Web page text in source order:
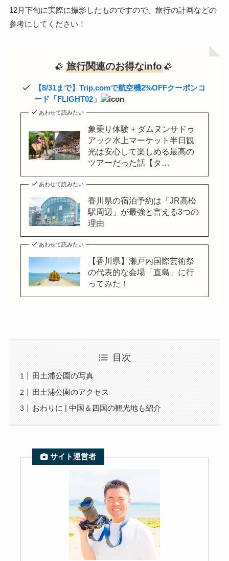
12月下旬に実際に撮影したものですので、旅行の計画などの
参考にしてください！
旅行関連のお得なinfo
【8/31まで】Trip.comで航空機2%OFFクーポンコ
ード「FLIGHT02」
あわせて読みたい
象乗り体験 + ダムヌンサドゥ
アック水上マーケット半日観
光は安心して楽しめる最高の
ツアーだった話【タ…
あわせて読みたい
香川県の宿泊予約は「JR高松
駅周辺」が最強と言える3つの
理由
あわせて読みたい
【香川県】瀬戸内国際芸術祭
の代表的な会場「直島」に行
ってみた！
目次
田土浦公園の写真
田土浦公園のアクセス
おわりに | 中国＆四国の観光地も紹介
サイト運営者